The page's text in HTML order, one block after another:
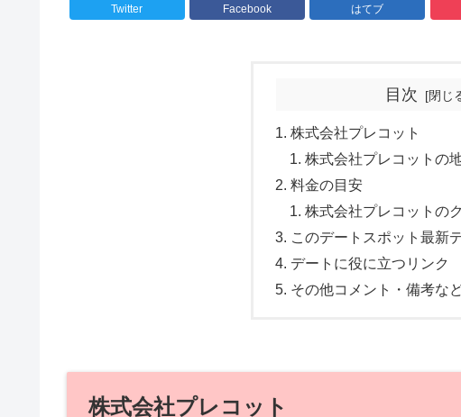
Twitter Facebook はてブ
目次
株式会社プレコット
株式会社プレコットの
料金の目安
株式会社プレコットの
このデートスポット最新
デートに役に立つリンク
その他コメント・備考な
株式会社プレコット